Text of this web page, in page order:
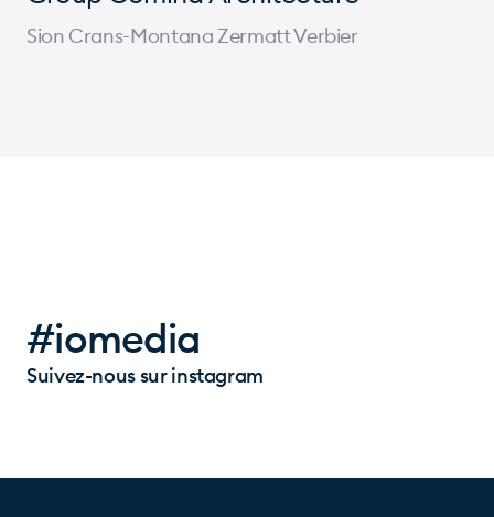
Sion Crans-Montana Zermatt Verbier
#iomedia
Suivez-nous sur instagram